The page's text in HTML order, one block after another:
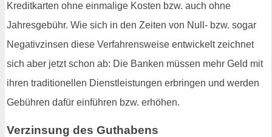
Kreditkarten ohne einmalige Kosten bzw. auch ohne
Jahresgebühr. Wie sich in den Zeiten von Null- bzw. sogar
Negativzinsen diese Verfahrensweise entwickelt zeichnet
sich aber jetzt schon ab: Die Banken müssen mehr Geld mit
ihren traditionellen Dienstleistungen erbringen und werden
Gebühren dafür einführen bzw. erhöhen.
Verzinsung des Guthabens